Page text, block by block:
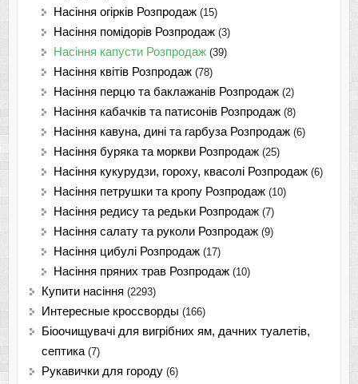
Насіння огірків Розпродаж (15)
Насіння помідорів Розпродаж (3)
Насіння капусти Розпродаж (39)
Насіння квітів Розпродаж (78)
Насіння перцю та баклажанів Розпродаж (2)
Насіння кабачків та патисонів Розпродаж (8)
Насіння кавуна, дині та гарбуза Розпродаж (6)
Насіння буряка та моркви Розпродаж (25)
Насіння кукурудзи, гороху, квасолі Розпродаж (6)
Насіння петрушки та кропу Розпродаж (10)
Насіння редису та редьки Розпродаж (7)
Насіння салату та руколи Розпродаж (9)
Насіння цибулі Розпродаж (17)
Насіння пряних трав Розпродаж (10)
Купити насіння (2293)
Интересные кроссворды (166)
Біоочищувачі для вигрібних ям, дачних туалетів,
септика (7)
Рукавички для городу (6)